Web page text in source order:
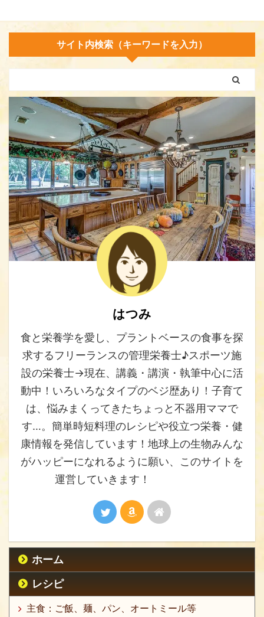
サイト内検索（キーワードを入力）
はつみ
食と栄養学を愛し、プラントベースの食事を探
求するフリーランスの管理栄養士♪スポーツ施
設の栄養士→現在、講義・講演・執筆中心に活
動中！いろいろなタイプのベジ歴あり！子育て
は、悩みまくってきたちょっと不器用ママで
す…。簡単時短料理のレシピや役立つ栄養・健
康情報を発信しています！地球上の生物みんな
がハッピーになれるように願い、このサイトを
運営していきます！
ホーム
レシピ
主食：ご飯、麺、パン、オートミール等